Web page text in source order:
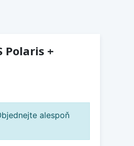
Polaris +
alespoň